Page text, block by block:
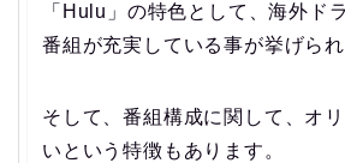
「Hulu」の特色として、海外ド
番組が充実している事が挙げられ
そして、番組構成に関して、オ
いという特徴もあります。